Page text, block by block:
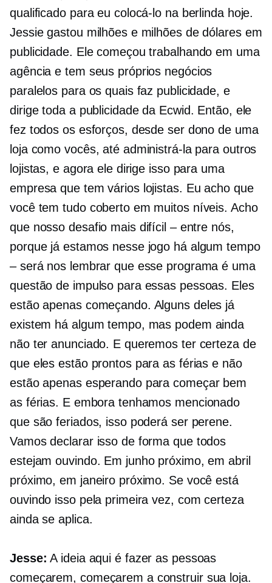
qualificado para eu colocá-lo na berlinda hoje.
Jessie gastou milhões e milhões de dólares em
publicidade. Ele começou trabalhando em uma
agência e tem seus próprios negócios
paralelos para os quais faz publicidade, e
dirige toda a publicidade da Ecwid. Então, ele
fez todos os esforços, desde ser dono de uma
loja como vocês, até administrá-la para outros
lojistas, e agora ele dirige isso para uma
empresa que tem vários lojistas. Eu acho que
você tem tudo coberto em muitos níveis. Acho
que nosso desafio mais difícil – entre nós,
porque já estamos nesse jogo há algum tempo
– será nos lembrar que esse programa é uma
questão de impulso para essas pessoas. Eles
estão apenas começando. Alguns deles já
existem há algum tempo, mas podem ainda
não ter anunciado. E queremos ter certeza de
que eles estão prontos para as férias e não
estão apenas esperando para começar bem
as férias. E embora tenhamos mencionado
que são feriados, isso poderá ser perene.
Vamos declarar isso de forma que todos
estejam ouvindo. Em junho próximo, em abril
próximo, em janeiro próximo. Se você está
ouvindo isso pela primeira vez, com certeza
ainda se aplica.
Jesse: A ideia aqui é fazer as pessoas
começarem, começarem a construir sua loja.